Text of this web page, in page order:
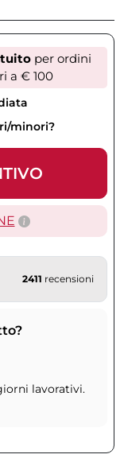
per ordini
a € 100
minori?
2411 recensioni
lavorativi.